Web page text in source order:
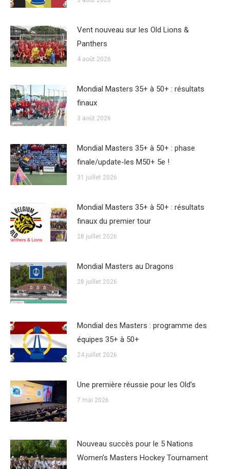
Vent nouveau sur les Old Lions &
Panthers
4 août 2026
Mondial Masters 35+ à 50+ : résultats
finaux
3 août 2026
Mondial Masters 35+ à 50+ : phase
finale/update-les M50+ 5e !
31 juillet 2026
Mondial Masters 35+ à 50+ : résultats
finaux du premier tour
28 juillet 2026
Mondial Masters au Dragons
28 juillet 2026
Mondial des Masters : programme des
équipes 35+ à 50+
24 juillet 2026
Une première réussie pour les Old’s
7 mai 2026
Nouveau succès pour le 5 Nations
Women’s Masters Hockey Tournament